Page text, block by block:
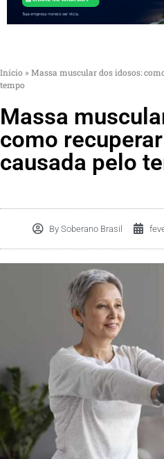
Início » Massa muscular dos idosos:
tempo
Massa
como
causada pelo
By Soberano Brasil